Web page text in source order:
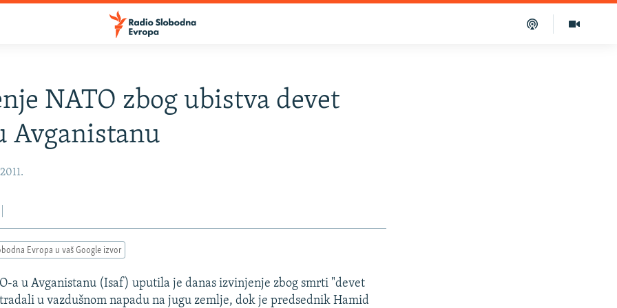
NATO zbog ubistva devet
Avganistanu
Evropa u vaš Google izvor
a u Avganistanu (Isaf) uputila je danas izvinjenje zbog smrti "devet
u vazdušnom napadu na jugu zemlje, dok je predsednik Hamid